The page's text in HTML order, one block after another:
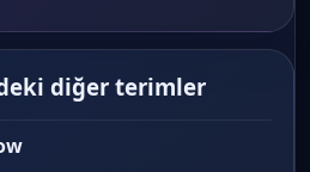
diğer terimler